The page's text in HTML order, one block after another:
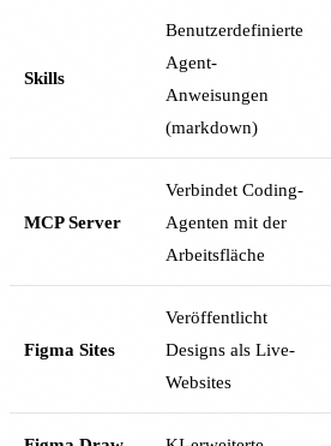
Skills
Benutzerdefinierte
Agent-
Anweisungen
(markdown)
MCP Server
Verbindet Coding-
Agenten mit der
Arbeitsfläche
Figma Sites
Veröffentlicht
Designs als Live-
Websites